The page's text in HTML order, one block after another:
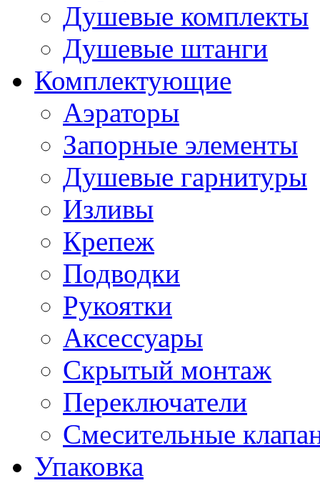
Душевые комплекты
Душевые штанги
Комплектующие
Аэраторы
Запорные элементы
Душевые гарнитуры
Изливы
Крепеж
Подводки
Рукоятки
Аксессуары
Скрытый монтаж
Переключатели
Смесительные
Упаковка